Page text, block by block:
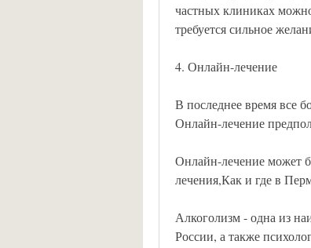
частных клиниках
требуется сильное
4. Онлайн-лечение
В последнее время все
Онлайн-лечение
Онлайн-лечение может
лечения,Как и где в
Алкоголизм - одна из
России, а также